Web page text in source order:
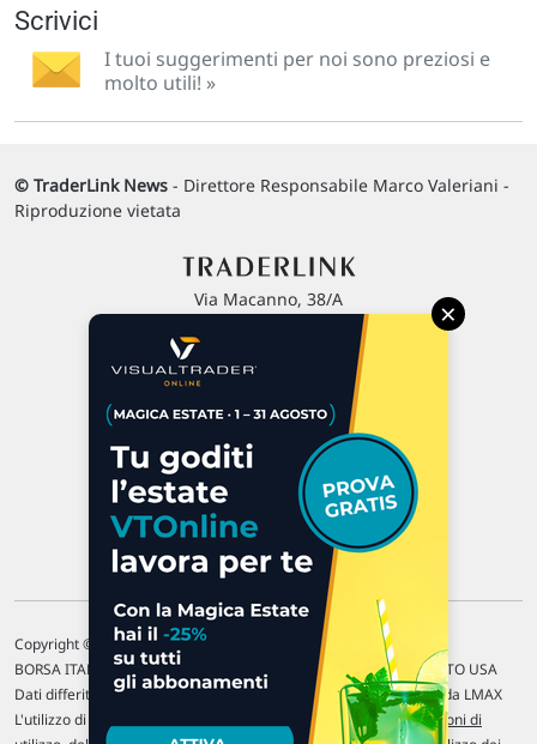
Scrivici
I tuoi suggerimenti per noi sono preziosi e
molto utili! »
© TraderLink News - Direttore Responsabile Marco Valeriani -
Riproduzione vietata
Via Macanno, 38/A
P.IVA 02 452 460 401
Chi siamo
Commenti e segnalazioni
Contattaci
Copyright © 1996-2026 Traderlink Italia s.r.l.
BORSA ITALIANA Quotazioni di borsa differite di 15 min. / MERCATO USA
Dati differiti di 15 min. (fonte Intrinio) / FOREX Quotazioni fornite da LMAX
L'utilizzo di questo sito implica l'accettazione delle nostre Condizioni di
×